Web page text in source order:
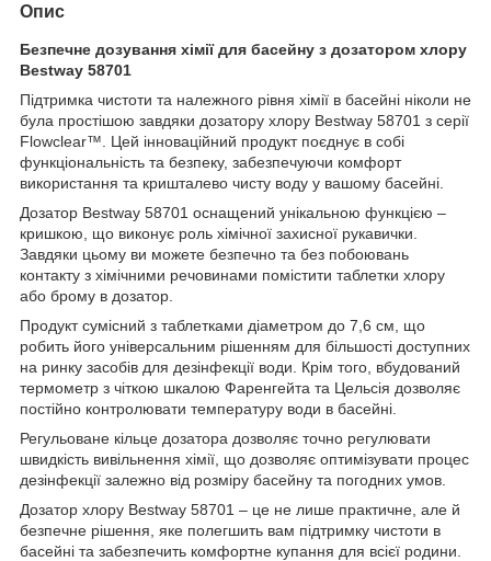
Опис
Безпечне дозування хімії для басейну з дозатором хлору
Bestway 58701
Підтримка чистоти та належного рівня хімії в басейні ніколи не
була простішою завдяки дозатору хлору Bestway 58701 з серії
Flowclear™. Цей інноваційний продукт поєднує в собі
функціональність та безпеку, забезпечуючи комфорт
використання та кришталево чисту воду у вашому басейні.
Дозатор Bestway 58701 оснащений унікальною функцією –
кришкою, що виконує роль хімічної захисної рукавички.
Завдяки цьому ви можете безпечно та без побоювань
контакту з хімічними речовинами помістити таблетки хлору
або брому в дозатор.
Продукт сумісний з таблетками діаметром до 7,6 см, що
робить його універсальним рішенням для більшості доступних
на ринку засобів для дезінфекції води. Крім того, вбудований
термометр з чіткою шкалою Фаренгейта та Цельсія дозволяє
постійно контролювати температуру води в басейні.
Регульоване кільце дозатора дозволяє точно регулювати
швидкість вивільнення хімії, що дозволяє оптимізувати процес
дезінфекції залежно від розміру басейну та погодних умов.
Дозатор хлору Bestway 58701 – це не лише практичне, але й
безпечне рішення, яке полегшить вам підтримку чистоти в
басейні та забезпечить комфортне купання для всієї родини.